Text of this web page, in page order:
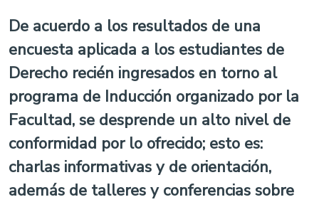
De acuerdo a los resultados de una
encuesta aplicada a los estudiantes de
Derecho recién ingresados en torno al
programa de Inducción organizado por la
Facultad, se desprende un alto nivel de
conformidad por lo ofrecido; esto es:
charlas informativas y de orientación,
además de talleres y conferencias sobre